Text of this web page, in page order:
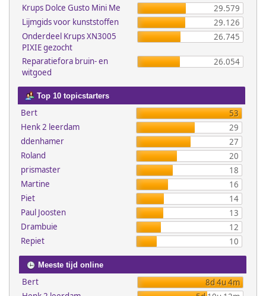
Krups Dolce Gusto Mini Me
29.579
Lijmgids voor kunststoffen
29.126
Onderdeel Krups XN3005
PIXIE gezocht
26.745
Reparatiefora bruin- en
witgoed
26.054
Top 10 topicstarters
Bert
53
Henk 2 leerdam
29
ddenhamer
27
Roland
20
prismaster
18
Martine
16
Piet
14
Paul Joosten
13
Drambuie
12
Repiet
10
Meeste tijd online
Bert
8d 4u 4m